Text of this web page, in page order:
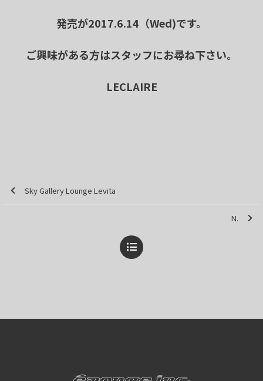
発売が2017.6.14（Wed)です。
ご興味がある方はスタッフにお尋ね下さい。
LECLAIRE
Sky Gallery Lounge Levita
N.